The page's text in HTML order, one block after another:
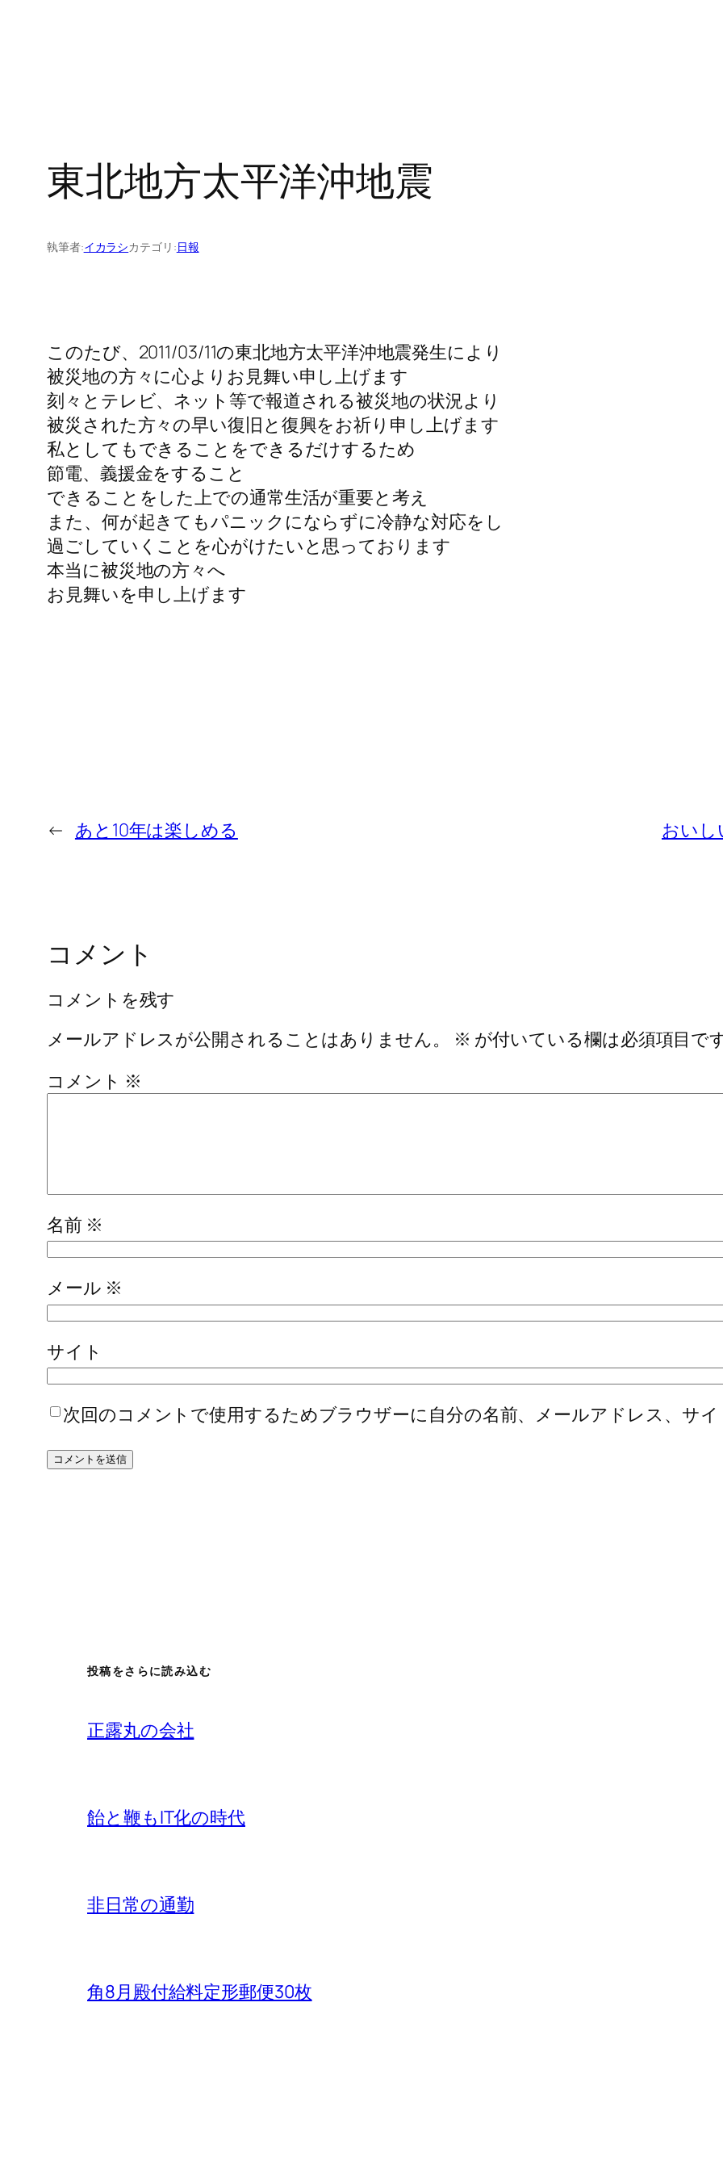
東北地方太平洋沖地震
執筆者:イカラシカテゴリ:日報
このたび、2011/03/11の東北地方太平洋沖地震発生により
被災地の方々に心よりお見舞い申し上げます
刻々とテレビ、ネット等で報道される被災地の状況より
被災された方々の早い復旧と復興をお祈り申し上げます
私としてもできることをできるだけするため
節電、義援金をすること
できることをした上での通常生活が重要と考え
また、何が起きてもパニックにならずに冷静な対応をし
過ごしていくことを心がけたいと思っております
本当に被災地の方々へ
お見舞いを申し上げます
← あと10年は楽しめる おいし
コメント
コメントを残す
メールアドレスが公開されることはありません。
※ が付いている欄は必須項目で
コメント ※
名前 ※
メール ※
サイト
次回のコメントで使用するためブラウザーに自分の名前、メールアドレス、サイ
投稿をさらに読み込む
正露丸の会社
飴と鞭もIT化の時代
非日常の通勤
角8月殿付給料定形郵便30枚